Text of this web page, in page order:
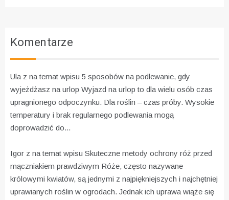
Komentarze
Ula z na temat wpisu 5 sposobów na podlewanie, gdy
wyjeżdżasz na urlop Wyjazd na urlop to dla wielu osób czas
upragnionego odpoczynku. Dla roślin – czas próby. Wysokie
temperatury i brak regularnego podlewania mogą
doprowadzić do...
Igor z na temat wpisu Skuteczne metody ochrony róż przed
mączniakiem prawdziwym Róże, często nazywane
królowymi kwiatów, są jednymi z najpiękniejszych i najchętniej
uprawianych roślin w ogrodach. Jednak ich uprawa wiąże się